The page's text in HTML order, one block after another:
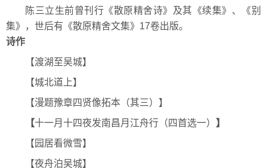
陈三立生前曾刊行《散原精舍诗》及其《续集》、《别
集》，世后有《散原精舍文集》17卷出版。
诗作
【渡湖至吴城】
【城北道上】
【漫题豫章四贤像拓本（其三）】
【十一月十四夜发南昌月江舟行（四首选一）
】
【园居看微雪】
【夜舟泊吴城】